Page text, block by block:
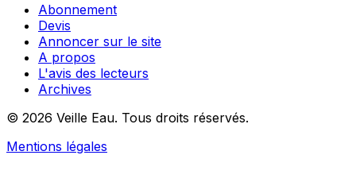
Abonnement
Devis
Annoncer sur le site
A propos
L'avis des lecteurs
Archives
© 2026 Veille Eau. Tous droits réservés.
Mentions légales